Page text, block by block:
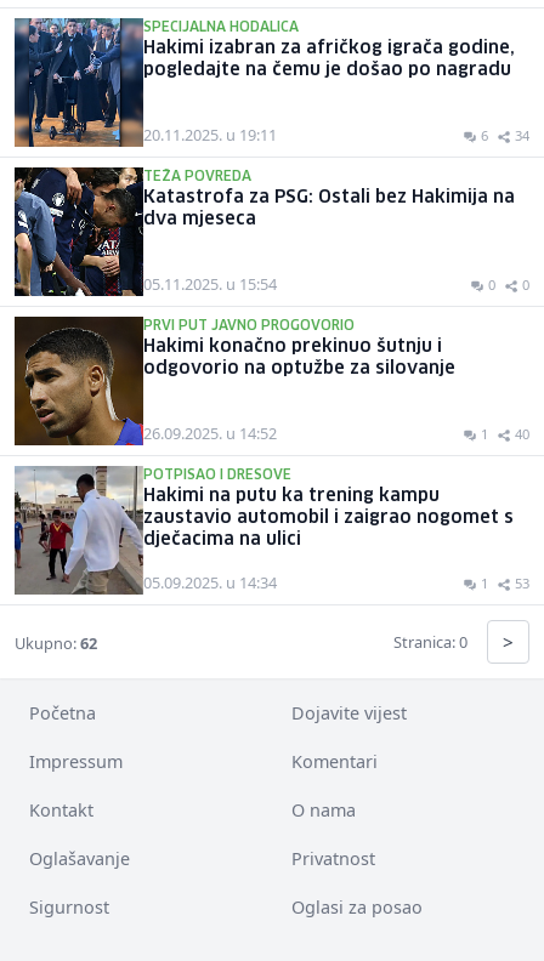
SPECIJALNA HODALICA
Hakimi izabran za afričkog igrača godine,
pogledajte na čemu je došao po nagradu
20.11.2025. u 19:11 6 34
TEŽA POVREDA
Katastrofa za PSG: Ostali bez Hakimija na
dva mjeseca
05.11.2025. u 15:54 0 0
PRVI PUT JAVNO PROGOVORIO
Hakimi konačno prekinuo šutnju i
odgovorio na optužbe za silovanje
26.09.2025. u 14:52 1 40
POTPISAO I DRESOVE
Hakimi na putu ka trening kampu
zaustavio automobil i zaigrao nogomet s
dječacima na ulici
05.09.2025. u 14:34 1 53
Ukupno:62 Stranica: 0 >
Početna Dojavite vijest
Impressum Komentari
Kontakt O nama
Oglašavanje Privatnost
Sigurnost Oglasi za posao